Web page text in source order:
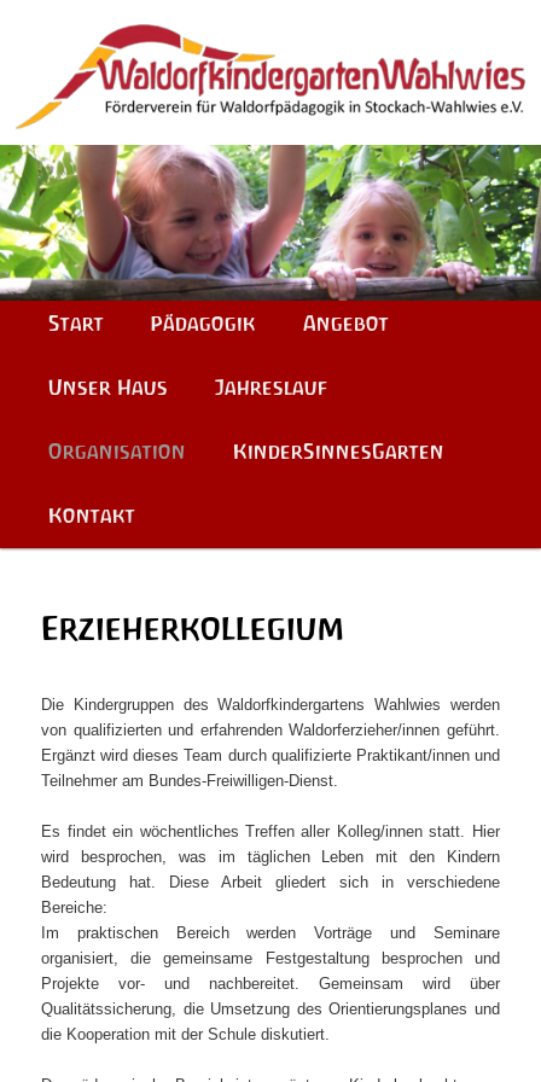
Hauptmenü
Zum
Zum
Start Pädagogik Angebot
Unser Haus Jahreslauf
Organisation KinderSinnesGarten
Kontakt
Erzieherkollegium
Die Kindergruppen des Waldorfkindergartens Wahlwies werden
von qualifizierten und erfahrenden Waldorferzieher/innen geführt.
Ergänzt wird dieses Team durch qualifizierte Praktikant/innen und
Teilnehmer am Bundes-Freiwilligen-Dienst.
Es findet ein wöchentliches Treffen aller Kolleg/innen statt. Hier
wird besprochen, was im täglichen Leben mit den Kindern
Bedeutung hat. Diese Arbeit gliedert sich in verschiedene
Bereiche:
Im praktischen Bereich werden Vorträge und Seminare
organisiert, die gemeinsame Festgestaltung besprochen und
Projekte vor- und nachbereitet. Gemeinsam wird über
Qualitätssicherung, die Umsetzung des Orientierungsplanes und
die Kooperation mit der Schule diskutiert.